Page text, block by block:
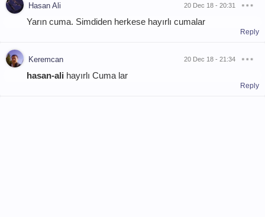
Hasan Ali 20 Dec 18 - 20:31
Yarın cuma. Simdiden herkese hayırlı cumalar
Reply
Keremcan 20 Dec 18 - 21:34
hasan-ali hayırlı Cuma lar
Reply